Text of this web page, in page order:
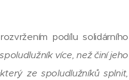
podílu solidárního
více, než činí jeho
ze spoludlužníků splnit,